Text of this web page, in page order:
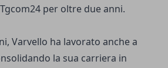
per oltre due anni.
Varvello ha lavorato anche a
la sua carriera in